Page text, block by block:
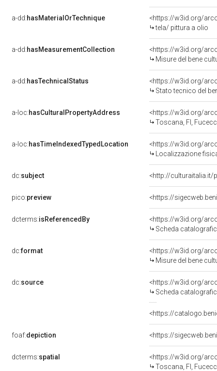
a-dd:hasMaterialOrTechnique
<https://w3id.org/
tela/ pittura a olio
a-dd:hasMeasurementCollection
<https://w3id.org/
Misure del bene
a-dd:hasTechnicalStatus
<https://w3id.org/
Stato tecnico del
a-loc:hasCulturalPropertyAddress
<https://w3id.org/
Toscana, FI,
a-loc:hasTimeIndexedTypedLocation
<https://w3id.org/
Localizzazione
dc:subject <http://culturaitalia.it/
pico:preview <https://
dcterms:isReferencedBy
<https://w3id.org/
Scheda
dc:format
<https://w3id.org/
Misure del bene
dc:source
<https://w3id.org/
Scheda
<https://
foaf:depiction <https://
dcterms:spatial
<https://w3id.org/
Toscana, FI,